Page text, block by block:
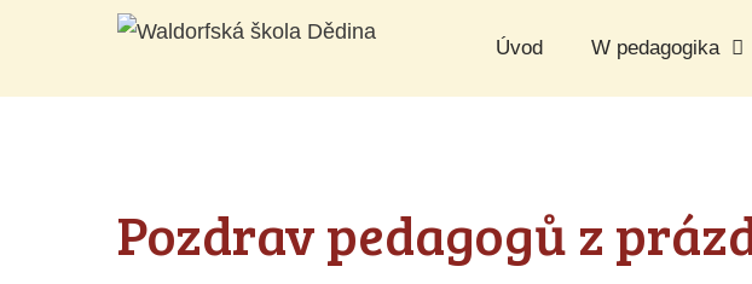
Úvod W pedagogika
Pozdrav pedagogů z